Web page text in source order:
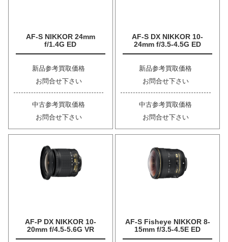
AF-S NIKKOR 24mm
f/1.4G ED
新品参考買取価格
お問合せ下さい
中古参考買取価格
お問合せ下さい
AF-S DX NIKKOR 10-
24mm f/3.5-4.5G ED
新品参考買取価格
お問合せ下さい
中古参考買取価格
お問合せ下さい
AF-P DX NIKKOR 10-
20mm f/4.5-5.6G VR
AF-S Fisheye NIKKOR 8-
15mm f/3.5-4.5E ED